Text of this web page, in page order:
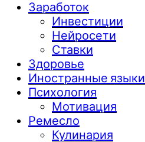
Заработок
Инвестиции
Нейросети
Ставки
Здоровье
Иностранные языки
Психология
Мотивация
Ремесло
Кулинария